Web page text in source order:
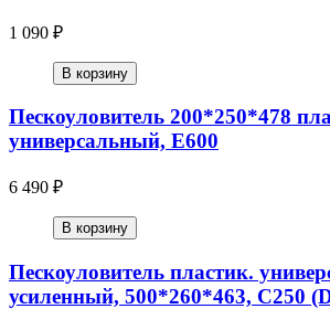
1 090 ₽
В корзину
Пескоуловитель 200*250*478
универсальный, Е600
6 490 ₽
В корзину
Пескоуловитель пластик.
усиленный, 500*260*463, С250